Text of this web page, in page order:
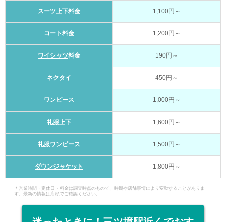
スーツ上下料金 1,100円～
コート料金 1,200円～
ワイシャツ料金 190円～
ネクタイ 450円～
ワンピース 1,000円～
礼服上下 1,600円～
礼服ワンピース 1,500円～
ダウンジャケット 1,800円～
＊営業時間・定休日・料金は調査時点のもので、時期や店舗事情により変動することがありま
す。最新の情報は店頭でご確認ください。